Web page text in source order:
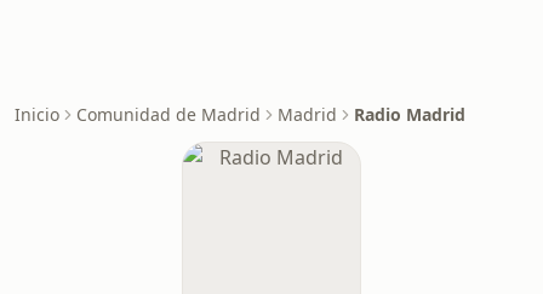
Inicio Comunidad de Madrid Madrid Radio Madrid